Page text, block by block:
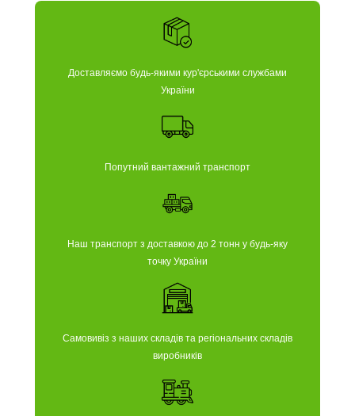
Доставляємо будь-якими кур'єрськими службами
України
Попутний вантажний транспорт
Наш транспорт з доставкою до 2 тонн у будь-яку
точку України
Самовивіз з наших складів та регіональних складів
виробників